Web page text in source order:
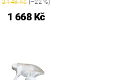
2 148 Kč(–22 %)
1 668 Kč